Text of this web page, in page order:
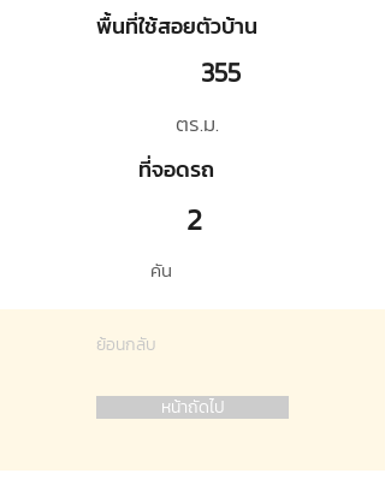
พื้นที่ใช้สอยตัวบ้าน
355
ตร.ม.
ที่จอดรถ
2
คัน
ย้อนกลับ
หน้าถัดไป